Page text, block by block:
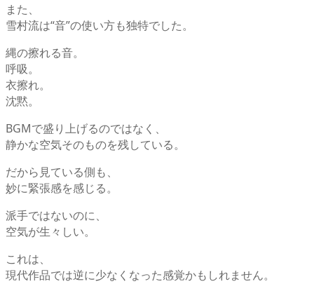
また、
雪村流は“音”の使い方も独特でした。
縄の擦れる音。
呼吸。
衣擦れ。
沈黙。
BGMで盛り上げるのではなく、
静かな空気そのものを残している。
だから見ている側も、
妙に緊張感を感じる。
派手ではないのに、
空気が生々しい。
これは、
現代作品では逆に少なくなった感覚かもしれません。